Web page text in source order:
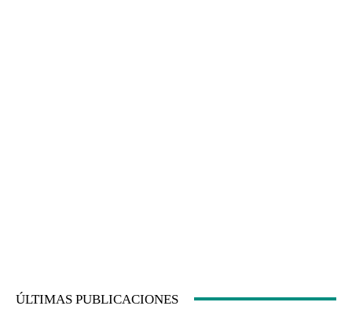
ÚLTIMAS PUBLICACIONES